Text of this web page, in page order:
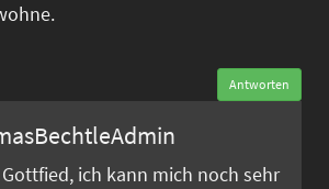
Antworten
ich kann mich noch sehr